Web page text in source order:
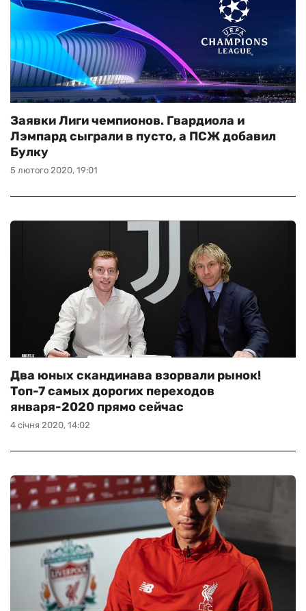
5 лютого 2020, 19:01
Заявки Лиги чемпионов. Гвардиола и
Лэмпард сыграли в пусто, а ПСЖ добавил
Булку
4 січня 2020, 14:02
Два юных скандинава взорвали рынок!
Топ-7 самых дорогих переходов
января-2020 прямо сейчас